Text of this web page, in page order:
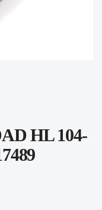
HL 104-